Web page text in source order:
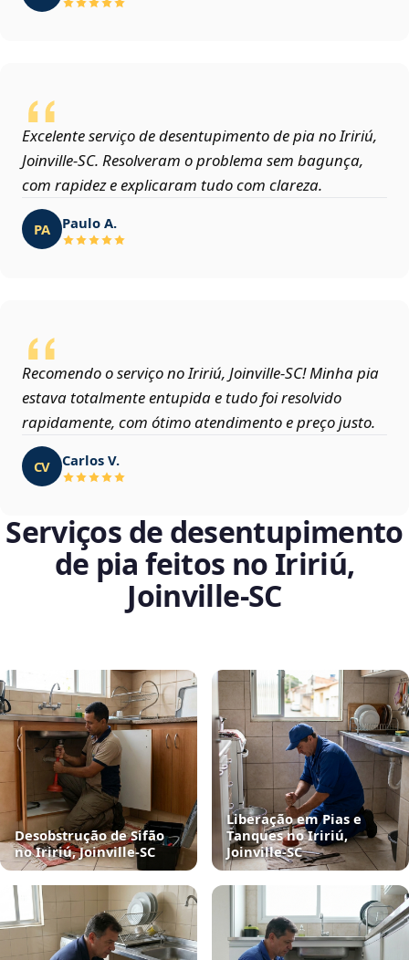
Excelente serviço de desentupimento de pia no Iririú,
Joinville‑SC. Resolveram o problema sem bagunça,
com rapidez e explicaram tudo com clareza.
PA Paulo A.
Recomendo o serviço no Iririú, Joinville‑SC! Minha pia
estava totalmente entupida e tudo foi resolvido
rapidamente, com ótimo atendimento e preço justo.
CV Carlos V.
Serviços de desentupimento
de pia feitos no Iririú,
Joinville‑SC
Desobstrução de Sifão
no Iririú, Joinville‑SC
Liberação em Pias e
Tanques no Iririú,
Joinville‑SC